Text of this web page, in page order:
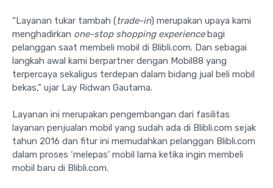
“Layanan tukar tambah (trade-in) merupakan upaya kami
menghadirkan one-stop shopping experiencebagi
pelanggan saat membeli mobil di Blibli.com. Dan sebagai
langkah awal kami berpartner dengan Mobil88 yang
terpercaya sekaligus terdepan dalam bidang jual beli mobil
bekas,” ujar Lay Ridwan Gautama.
Layanan ini merupakan pengembangan dari fasilitas
layanan penjualan mobil yang sudah ada di Blibli.com sejak
tahun 2016 dan fitur ini memudahkan pelanggan Blibli.com
dalam proses ‘melepas’ mobil lama ketika ingin membeli
mobil baru di Blibli.com.